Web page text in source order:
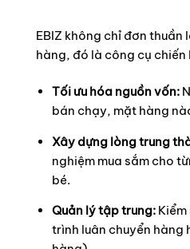
EBIZ không chỉ đơn thuần
hàng, đó là công cụ chiến
Tối ưu hóa nguồn vốn:
bán chạy, mặt hàng
Xây dựng lòng trung
nghiệm mua sắm cho
bé.
Quản lý tập trung:
trình luân chuyển hàng